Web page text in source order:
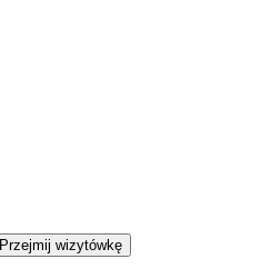
Przejmij wizytówkę